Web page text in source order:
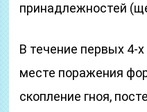
принадлежностей
В течение первых 4-
месте поражения
скопление гноя,